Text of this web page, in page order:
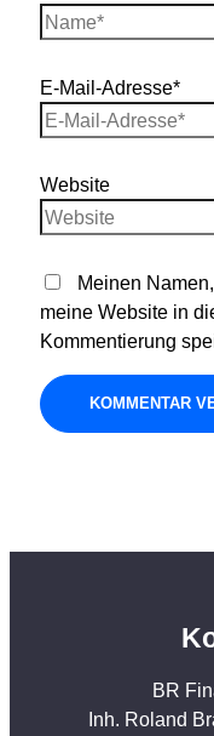
E-Mail-Adresse*
Website
Meinen
meine Website in
Kommentierung
BR
Inh. Roland